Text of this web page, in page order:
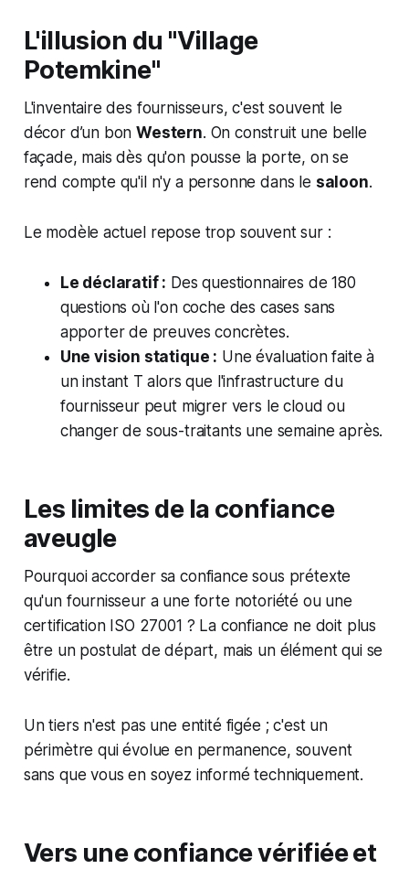
L'illusion du "Village
Potemkine"
L'inventaire des fournisseurs, c'est souvent le
décor d’un bonWestern. On construit une belle
façade, mais dès qu'on pousse la porte, on se
rend compte qu'il n'y a personne dans le saloon.
Le modèle actuel repose trop souvent sur :
Le déclaratif : Des questionnaires de 180
questions où l'on coche des cases sans
apporter de preuves concrètes.
Une vision statique : Une évaluation faite à
un instant T alors que l'infrastructure du
fournisseur peut migrer vers le cloud ou
changer de sous-traitants une semaine après.
Les limites de la confiance
aveugle
Pourquoi accorder sa confiance sous prétexte
qu'un fournisseur a une forte notoriété ou une
certification ISO 27001 ? La confiance ne doit plus
être un postulat de départ, mais un élément qui se
vérifie.
Un tiers n'est pas une entité figée ; c'est un
périmètre qui évolue en permanence, souvent
sans que vous en soyez informé techniquement.
Vers une confiance vérifiée et